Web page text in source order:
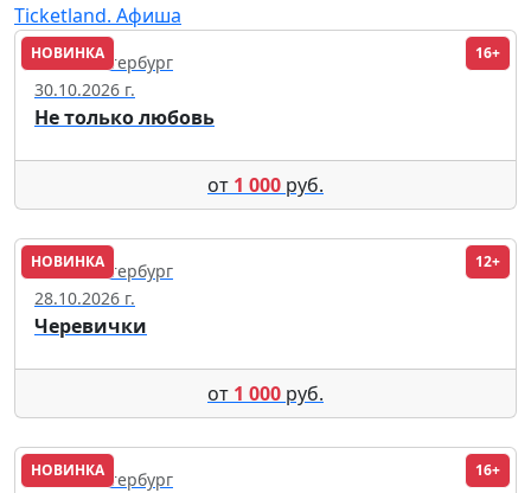
Ticketland. Афиша
НОВИНКА 16+
Санкт-Петербург
30.10.2026 г.
Не только любовь
от 1 000 руб.
НОВИНКА 12+
Санкт-Петербург
28.10.2026 г.
Черевички
от 1 000 руб.
НОВИНКА 16+
Санкт-Петербург